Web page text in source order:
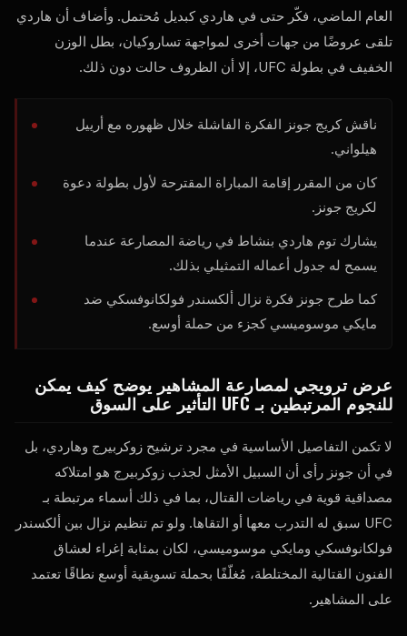
العام الماضي، فكّر حتى في هاردي كبديل مُحتمل. وأضاف أن هاردي
تلقى عروضًا من جهات أخرى لمواجهة تساروكيان، بطل الوزن
الخفيف في بطولة UFC، إلا أن الظروف حالت دون ذلك.
ناقش كريج جونز الفكرة الفاشلة خلال ظهوره مع أرييل
هيلواني.
كان من المقرر إقامة المباراة المقترحة لأول بطولة دعوة
لكريج جونز.
يشارك توم هاردي بنشاط في رياضة المصارعة عندما
يسمح له جدول أعماله التمثيلي بذلك.
كما طرح جونز فكرة نزال ألكسندر فولكانوفسكي ضد
مايكي موسوميسي كجزء من حملة أوسع.
عرض ترويجي لمصارعة المشاهير يوضح كيف يمكن
للنجوم المرتبطين بـ UFC التأثير على السوق
لا تكمن التفاصيل الأساسية في مجرد ترشيح زوكربيرج وهاردي، بل
في أن جونز رأى أن السبيل الأمثل لجذب زوكربيرج هو امتلاكه
مصداقية قوية في رياضات القتال، بما في ذلك أسماء مرتبطة بـ
UFC سبق له التدرب معها أو التقاها. ولو تم تنظيم نزال بين ألكسندر
فولكانوفسكي ومايكي موسوميسي، لكان بمثابة إغراء لعشاق
الفنون القتالية المختلطة، مُغلّفًا بحملة تسويقية أوسع نطاقًا تعتمد
على المشاهير.